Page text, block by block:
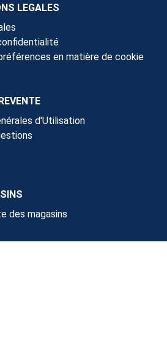
LEGALES
en matière de cookie
d'Utilisation
des magasins